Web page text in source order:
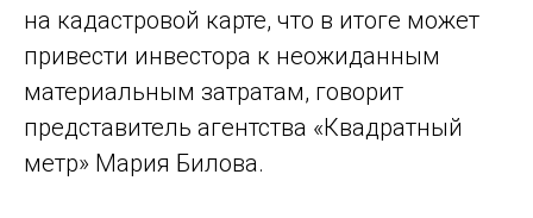
на кадастровой карте, что в итоге может
привести инвестора к неожиданным
материальным затратам, говорит
представитель агентства «Квадратный
метр» Мария Билова.